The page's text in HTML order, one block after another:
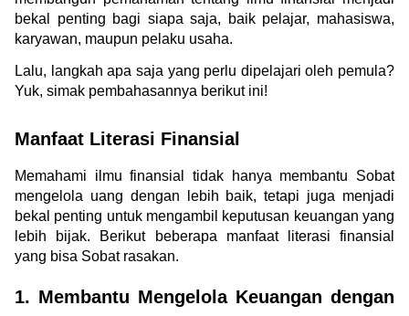
bekal penting bagi siapa saja, baik pelajar, mahasiswa,
karyawan, maupun pelaku usaha.
Lalu, langkah apa saja yang perlu dipelajari oleh pemula?
Yuk, simak pembahasannya berikut ini!
Manfaat Literasi Finansial
Memahami ilmu finansial tidak hanya membantu Sobat
mengelola uang dengan lebih baik, tetapi juga menjadi
bekal penting untuk mengambil keputusan keuangan yang
lebih bijak. Berikut beberapa manfaat literasi finansial
yang bisa Sobat rasakan.
1. Membantu Mengelola Keuangan dengan